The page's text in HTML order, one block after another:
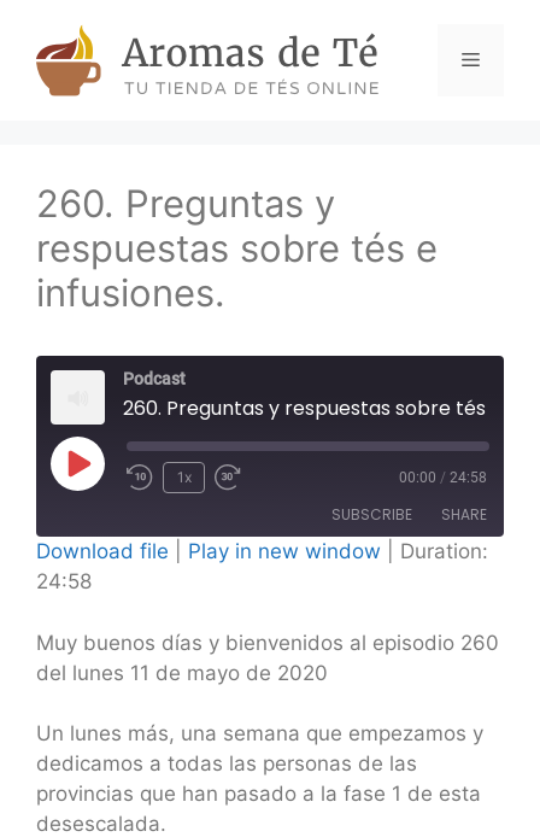
content
Menu
260. Preguntas y
respuestas sobre tés e
infusiones.
Podcast
Play
1x 00:00 / 24:58
SUBSCRIBE SHARE
SHARE
LINK
Download file Play in new window
Duration:
24:58
Muy buenos días y bienvenidos al episodio 260
del lunes 11 de mayo de 2020
Un lunes más, una semana que empezamos y
dedicamos a todas las personas de las
provincias que han pasado a la fase 1 de esta
desescalada.